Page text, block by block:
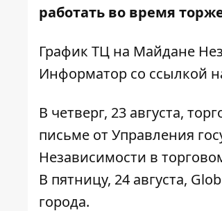
работать во время
График ТЦ на Майдане
Информатор со ссылкой
В четверг, 23 августа,
письме от Управления
Независимости в
В пятницу, 24 августа,
города.